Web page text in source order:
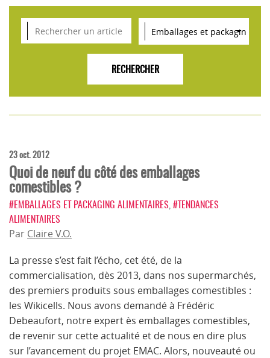
POUR L'INNOVATION AGROALIMENTAIRE
23 oct. 2012
Quoi de neuf du côté des emballages
comestibles ?
#EMBALLAGES ET PACKAGING ALIMENTAIRES #TENDANCES
ALIMENTAIRES
Par Claire V.O.
La presse s’est fait l’écho, cet été, de la
commercialisation, dès 2013, dans nos supermarchés,
des premiers produits sous emballages comestibles :
les Wikicells. Nous avons demandé à Frédéric
Debeaufort, notre expert ès emballages comestibles,
de revenir sur cette actualité et de nous en dire plus
sur l’avancement du projet EMAC. Alors, nouveauté ou